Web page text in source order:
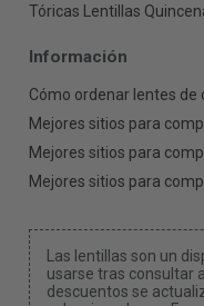
Tóricas Lentillas
Información
Cómo ordenar lentes de
Mejores sitios para
Mejores sitios para
Mejores sitios para
Las lentillas son un
usarse tras consultar
descuentos se